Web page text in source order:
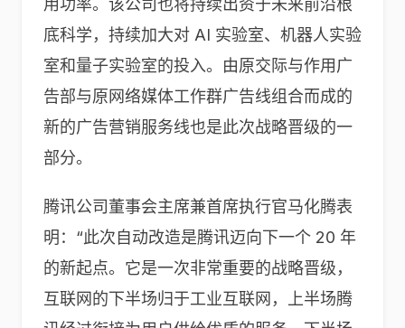
用功率。该公司也将持续出资于未来前沿根
底科学，持续加大对 AI 实验室、机器人实验
室和量子实验室的投入。由原交际与作用广
告部与原网络媒体工作群广告线组合而成的
新的广告营销服务线也是此次战略晋级的一
部分。
腾讯公司董事会主席兼首席执行官马化腾表
明：“此次自动改造是腾讯迈向下一个 20 年
的新起点。它是一次非常重要的战略晋级，
互联网的下半场归于工业互联网，上半场腾